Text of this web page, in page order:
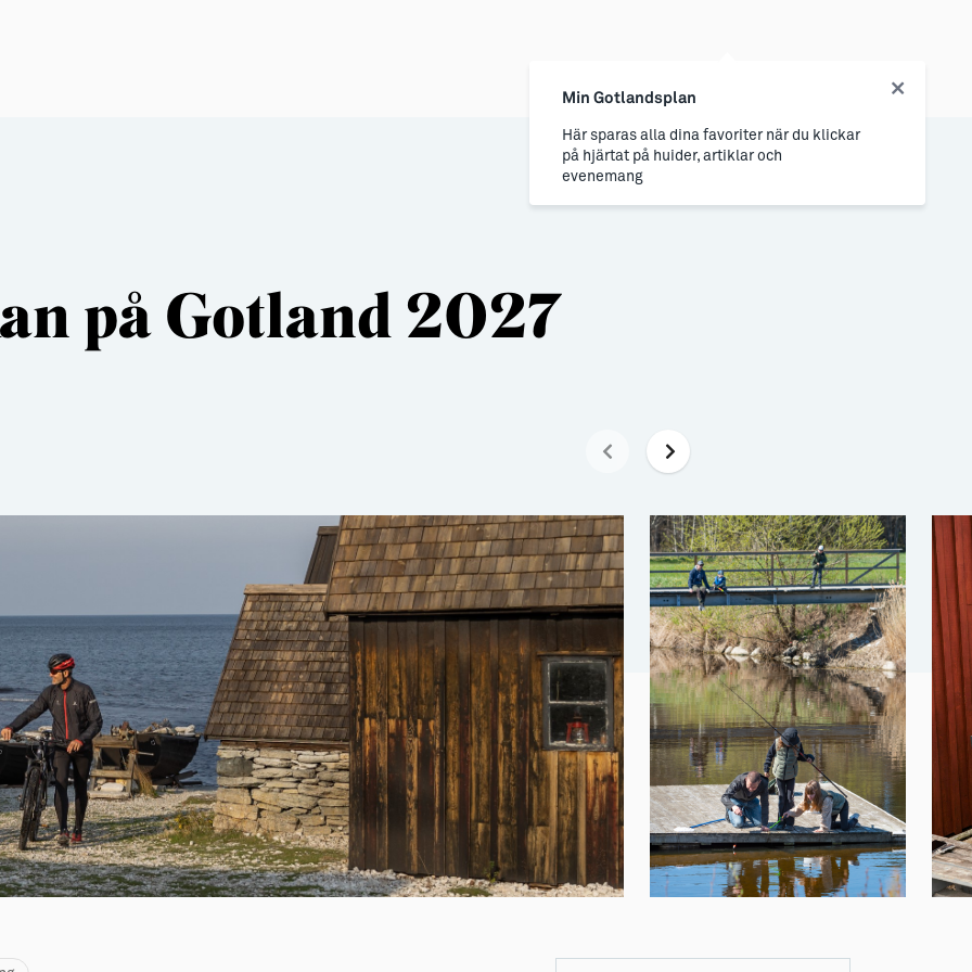
på Gotland 2027
Min Gotlandsplan
Här sparas alla dina favoriter när du klickar
på hjärtat på huider, artiklar och
evenemang